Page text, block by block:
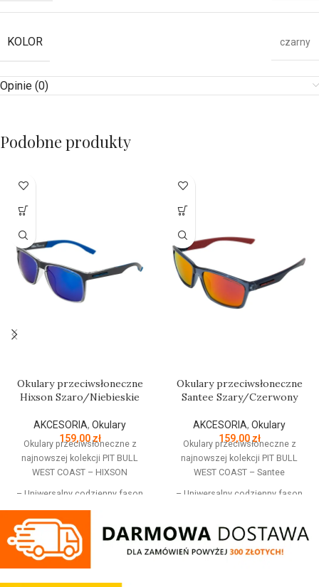
KOLOR czarny
Opinie (0)
Podobne produkty
Okulary przeciwsłoneczne
Hixson Szaro/Niebieskie
AKCESORIA, Okulary
159,00zł
Okulary przeciwsłoneczne z
najnowszej kolekcji PIT BULL
WEST COAST – HIXSON
– Uniwersalny codzienny fason
– Grafitowe oprawki z
przezroczystymi detalami na
krawędziach
– Efektowne błękitne cieniowane
Okulary przeciwsłoneczne
Santee Szary/Czerwony
AKCESORIA, Okulary
159,00zł
Okulary przeciwsłoneczne z
najnowszej kolekcji PIT BULL
WEST COAST – Santee
– Uniwersalny codzienny fason
cieniowane szkła od zewnątrz
– Wykonane z najwyższej jakości